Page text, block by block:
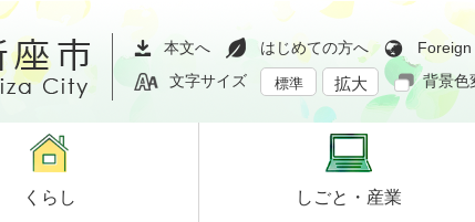
本文へ はじめての方へ
文字サイズ
標準 拡大 背景色
くらし しごと・ 産業